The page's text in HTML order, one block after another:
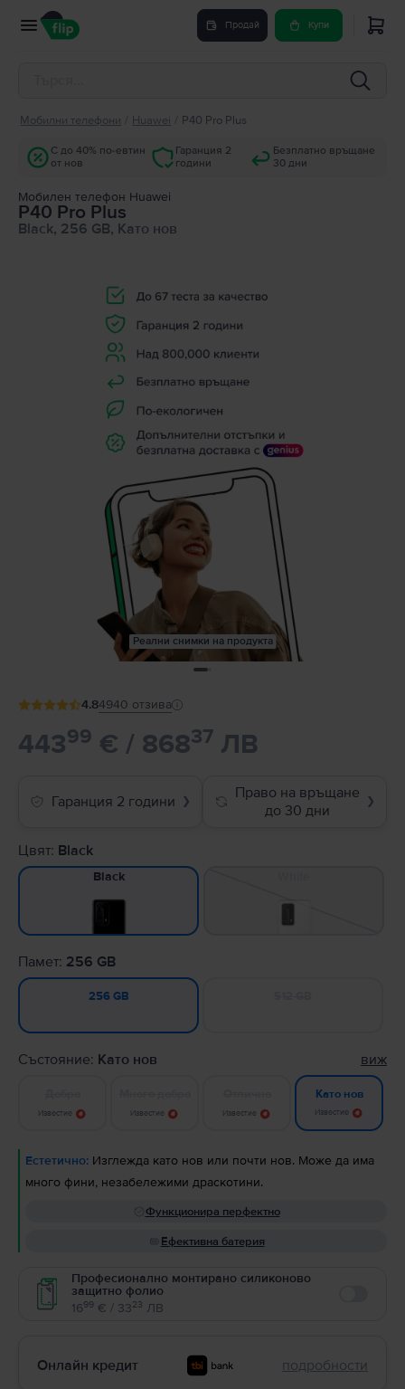
Продай Купи
Мобилни телефони Huawei P40 Pro Plus
С до 40% по-евтин
от нов
Гаранция 2
години
Безплатно връщане
30 дни
Мобилен телефон Huawei
P40 Pro Plus
Black, 256 GB, Като нов
Реални снимки на продукта
4.84940 отзива
44399 € / 86837 ЛВ
Гаранция 2 години ❯
Право на връщане
до 30 дни
❯
Цвят: Black
Black
Памет: 256 GB
256 GB
Състояние: Като нов виж
Известие Известие Известие
Като нов
Известие
Естетично: Изглежда като нов или почти нов. Може да има
много фини, незабележими драскотини.
Функционира перфектно
Ефективна батерия
Професионално монтирано силиконово
защитно фолио
1699 € / 3323 ЛВ
Онлайн кредит подробности